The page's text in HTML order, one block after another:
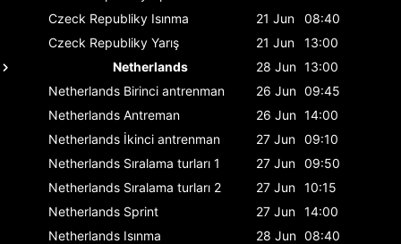
Czeck Republiky Isınma 21 Jun
08:40
Czeck Republiky Yarış 21 Jun
13:00
Netherlands
28 Jun 13:00
Netherlands Birinci antrenman 26 Jun 09:45
Netherlands Antreman 26 Jun 14:00
Netherlands İkinci antrenman 27 Jun 09:10
Netherlands Sıralama turları 1 27 Jun 09:50
Netherlands Sıralama turları 2 27 Jun 10:15
Netherlands Sprint 27 Jun 14:00
Netherlands Isınma 28 Jun 08:40